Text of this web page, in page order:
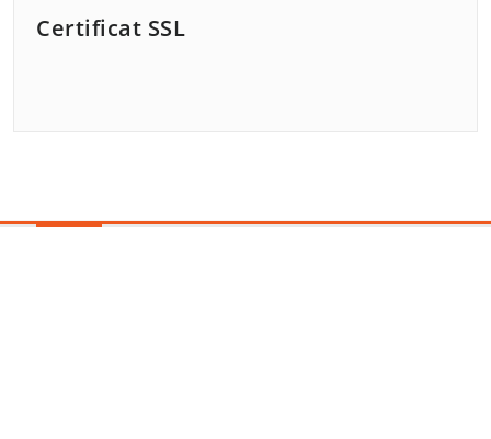
Certificat SSL